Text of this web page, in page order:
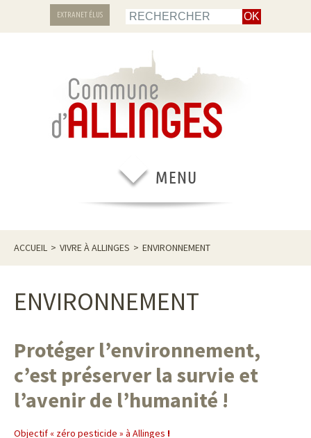
EXTRANET ÉLUS
ACCUEIL > VIVRE À ALLINGES > ENVIRONNEMENT
ENVIRONNEMENT
Protéger l’environnement,
c’est préserver la survie et
l’avenir de l’humanité !
Objectif « zéro pesticide » à Allinges !